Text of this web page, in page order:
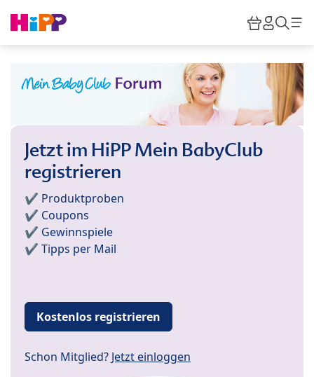
HiPP
Jetzt im HiPP Mein BabyClub
registrieren
✔️ Produktproben
✔️ Coupons
✔️ Gewinnspiele
✔️ Tipps per Mail
Kostenlos registrieren
Schon Mitglied? Jetzt einloggen